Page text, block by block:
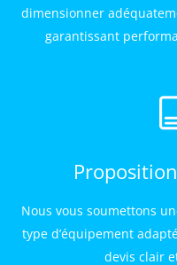
dimensionner
garantissant
Nous vous soumettons
type d’équipement
devis clair